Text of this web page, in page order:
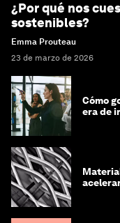
¿Por qué nos
sostenibles?
Emma Prouteau
23 de marzo de 2026
Cómo
era de